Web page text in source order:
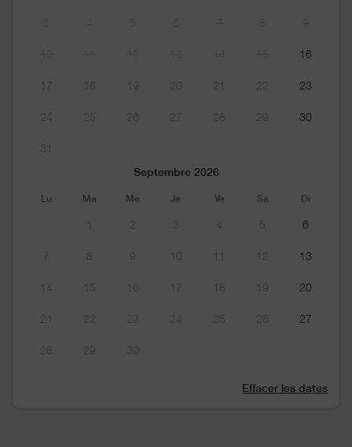
16
17 18 19 20 21 22 23
24 25 26 27 28 29 30
31
Septembre 2026
Lu Ma Me Je Ve Sa Di
1 2 3 4 5 6
7 8 9 10 11 12 13
14 15 16 17 18 19 20
21 22 23 24 25 26 27
28 29 30
Effacer les dates